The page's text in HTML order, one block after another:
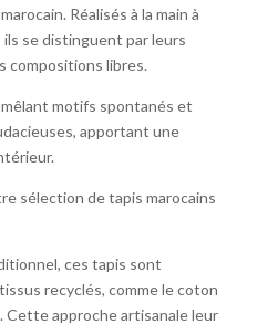
Réalisés à la main à
se distinguent par leurs
compositions libres.
motifs spontanés et
apportant une
sélection de tapis marocains
ces tapis sont
recyclés, comme le coton
Cette approche artisanale leur